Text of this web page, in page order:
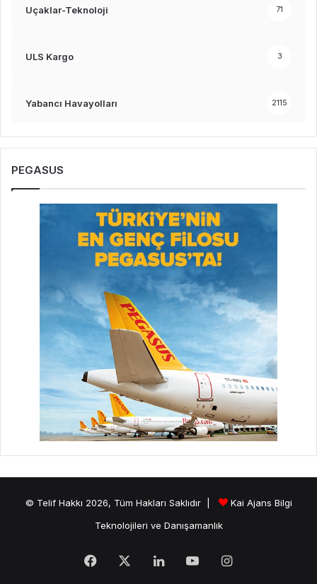
Uçaklar-Teknoloji 71
ULS Kargo 3
Yabancı Havayolları 2115
PEGASUS
© Telif Hakkı 2026, Tüm Hakları Saklıdır |
Kai Ajans Bilgi
Teknolojileri ve Danışamanlık
Facebook LinkedInYouTubeInstagram